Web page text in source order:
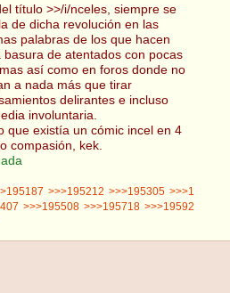
título >>/i/nceles, siempre se
de dicha revolución en las
palabras de los que hacen
basura de atentados con pocas
así como en foros donde no
a nada más que tirar
delirantes e incluso
involuntaria.
que existía un cómic incel en 4
compasión, kek.
>>>195212 >>>195305 >>>1
>>>195508 >>>195718 >>>19592